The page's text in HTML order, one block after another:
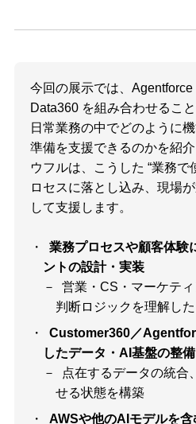
今回の展示では、Agentforce
Data360 を組み合わせるこ
日常業務の中でどのように
準備を支援できるのかを紹介
ウフルは、こうした “業務で
ロセスに落とし込み、現場
して支援します。
業務プロセスや顧客体験
ントの設計・実装
営業・CS・マーケテ
判断ロジックを理解し
Customer360／
したデータ・AI基盤の整備
点在するデータの統合
せる状態を構築
AWSや他のAIモデルを